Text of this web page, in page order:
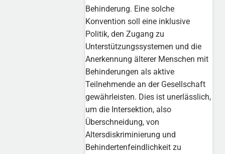
Behinderung. Eine solche
Konvention soll eine inklusive
Politik, den Zugang zu
Unterstützungssystemen und die
Anerkennung älterer Menschen mit
Behinderungen als aktive
Teilnehmende an der Gesellschaft
gewährleisten. Dies ist unerlässlich,
um die Intersektion, also
Überschneidung, von
Altersdiskriminierung und
Behindertenfeindlichkeit zu